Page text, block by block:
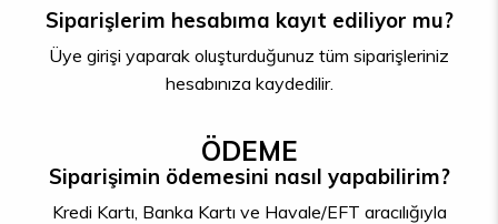
Siparişlerim hesabıma kayıt ediliyor mu?
Üye girişi yaparak oluşturduğunuz tüm siparişleriniz
hesabınıza kaydedilir.
ÖDEME
Siparişimin ödemesini nasıl yapabilirim?
Kredi Kartı, Banka Kartı ve Havale/EFT aracılığıyla